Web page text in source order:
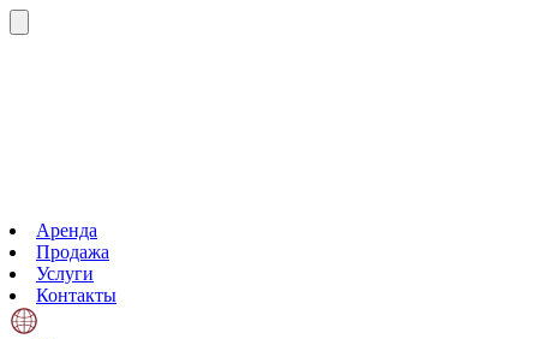
Аренда
Продажа
Услуги
Контакты